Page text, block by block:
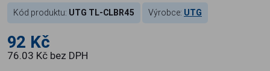
Kód produktu: UTG TL-CLBR45 Výrobce: UTG
92 Kč
76.03 Kč bez DPH